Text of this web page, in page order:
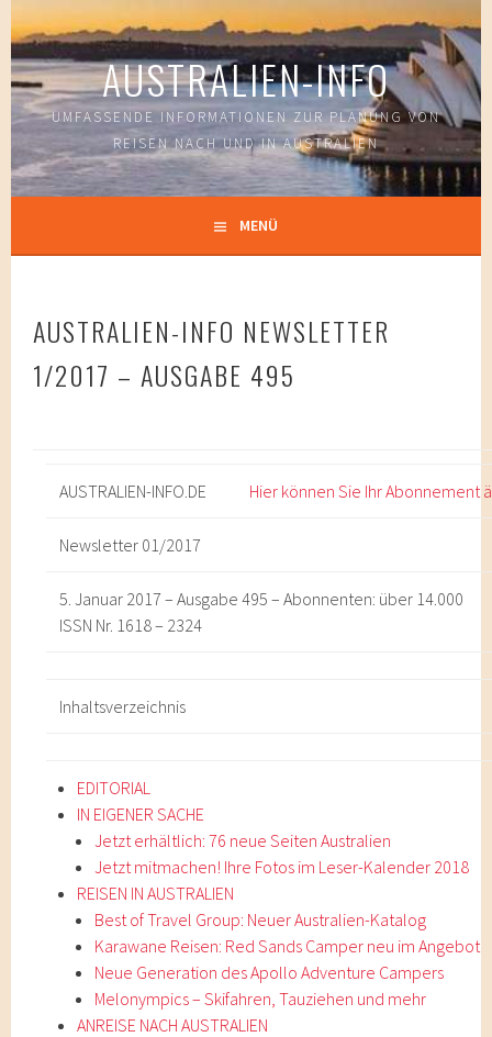
Springe
zum
Inhalt
AUSTRALIEN-INFO
UMFASSENDE INFORMATIONEN ZUR PLANUNG VON
REISEN NACH UND IN AUSTRALIEN
MENÜ
AUSTRALIEN-INFO NEWSLETTER
1/2017 – AUSGABE 495
AUSTRALIEN-INFO.DE Hier können Sie Ihr Abonnement
Newsletter 01/2017
5. Januar 2017 – Ausgabe 495 – Abonnenten: über 14.000
ISSN Nr. 1618 – 2324
Inhaltsverzeichnis
EDITORIAL
IN EIGENER SACHE
Jetzt erhältlich: 76 neue Seiten Australien
Jetzt mitmachen! Ihre Fotos im Leser-Kalender 2018
REISEN IN AUSTRALIEN
Best of Travel Group: Neuer Australien-Katalog
Karawane Reisen: Red Sands Camper neu im Angebot
Neue Generation des Apollo Adventure Campers
Melonympics – Skifahren, Tauziehen und mehr
ANREISE NACH AUSTRALIEN